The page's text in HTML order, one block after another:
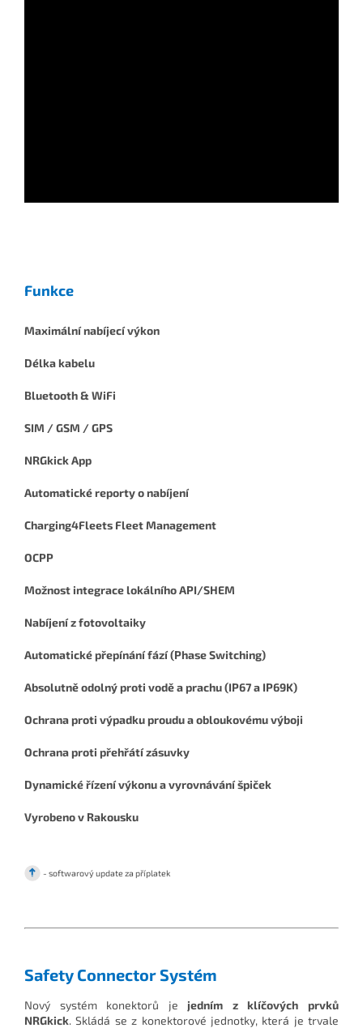
Funkce
Maximální nabíjecí výkon
Délka kabelu
Bluetooth & WiFi
SIM / GSM / GPS
NRGkick App
Automatické reporty o nabíjení
Charging4Fleets Fleet Management
OCPP
Možnost integrace lokálního API/SHEM
Nabíjení z fotovoltaiky
Automatické přepínání fází (Phase Switching)
Absolutně odolný proti vodě a prachu (IP67 a IP69K)
Ochrana proti výpadku proudu a obloukovému výboji
Ochrana proti přehřátí zásuvky
Dynamické řízení výkonu a vyrovnávání špiček
Vyrobeno v Rakousku
- softwarový update za příplatek
Safety Connector Systém
Nový systém konektorů je jedním z klíčových prvků
NRGkick. Skládá se z konektorové jednotky, která je trvale